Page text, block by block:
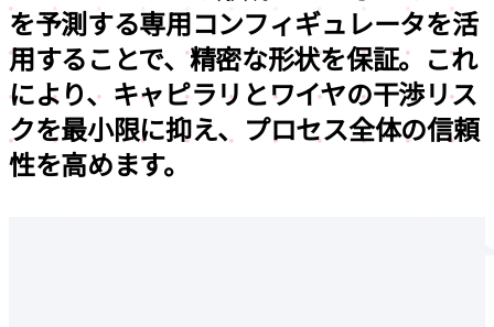
を予測する専用コンフィギュレータを活
用することで、精密な形状を保証。 これ
により、キャピラリとワイヤの干渉リス
クを最小限に抑え、 プロセス全体の信頼
性を高めます。